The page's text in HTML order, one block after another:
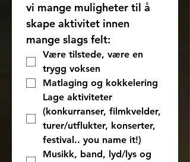
vi mange muligheter til å
skape aktivitet innen
Være tilstede, være en
Matlaging og kokkelering
Lage aktiviteter
(konkurranser, filmkvelder,
turer/utflukter, konserter,
festival.. you name it!)
Musikk, band, lyd/lys og